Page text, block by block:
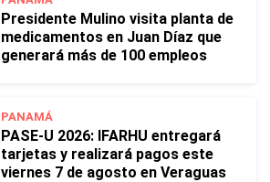
Presidente Mulino visita planta de
medicamentos en Juan Díaz que
generará más de 100 empleos
PANAMÁ
PASE-U 2026: IFARHU entregará
tarjetas y realizará pagos este
viernes 7 de agosto en Veraguas